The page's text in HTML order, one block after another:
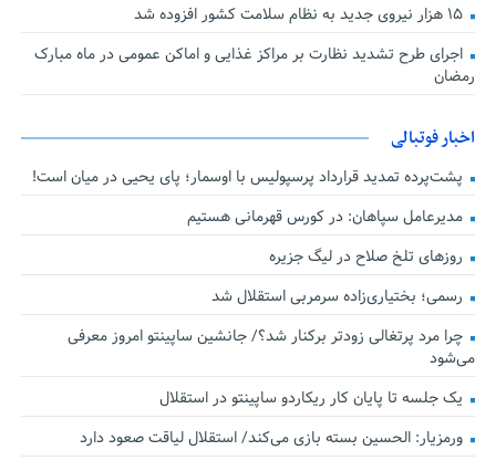
۱۵ هزار نیروی جدید به نظام سلامت کشور افزوده شد
اجرای طرح تشدید نظارت بر مراکز غذایی و اماکن عمومی در ماه مبارک
رمضان
اخبار فوتبالی
پشت‌پرده تمدید قرارداد پرسپولیس با اوسمار؛ پای یحیی در میان است!
مدیرعامل سپاهان: در کورس قهرمانی هستیم
روزهای تلخ صلاح در لیگ جزیره
رسمی؛ بختیاری‌زاده سرمربی استقلال شد
چرا مرد پرتغالی زودتر برکنار شد؟/ جانشین ساپینتو امروز معرفی
می‌شود
یک جلسه تا پایان کار ریکاردو ساپینتو در استقلال
ورمزیار: الحسین بسته بازی می‌کند/ استقلال لیاقت صعود دارد